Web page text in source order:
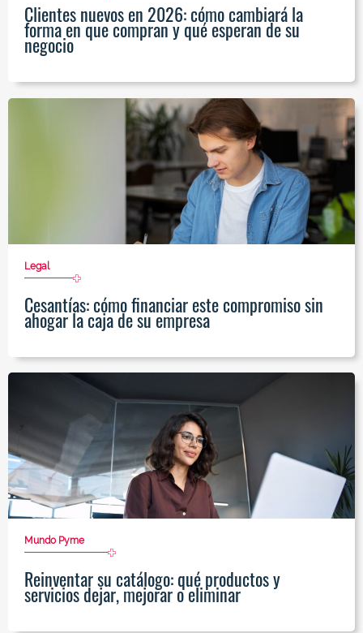
Clientes nuevos en 2026: cómo cambiará la
forma en que compran y qué esperan de su
negocio
Legal
Cesantías: cómo financiar este compromiso sin
ahogar la caja de su empresa
Mundo Pyme
Reinventar su catálogo: qué productos y
servicios dejar, mejorar o eliminar